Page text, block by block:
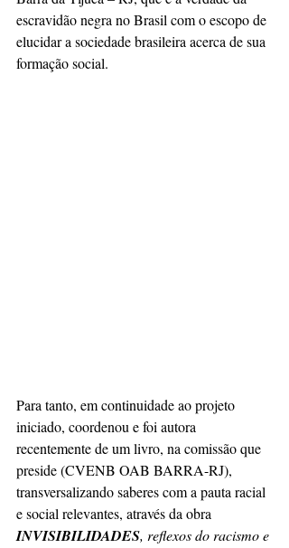
escravidão negra no Brasil com o escopo de
elucidar a sociedade brasileira acerca de sua
formação social.
Para tanto, em continuidade ao projeto
iniciado, coordenou e foi autora
recentemente de um livro, na comissão que
preside (CVENB OAB BARRA-RJ),
transversalizando saberes com a pauta racial
e social relevantes, através da obra
INVISIBILIDADES, reflexos do racismo e